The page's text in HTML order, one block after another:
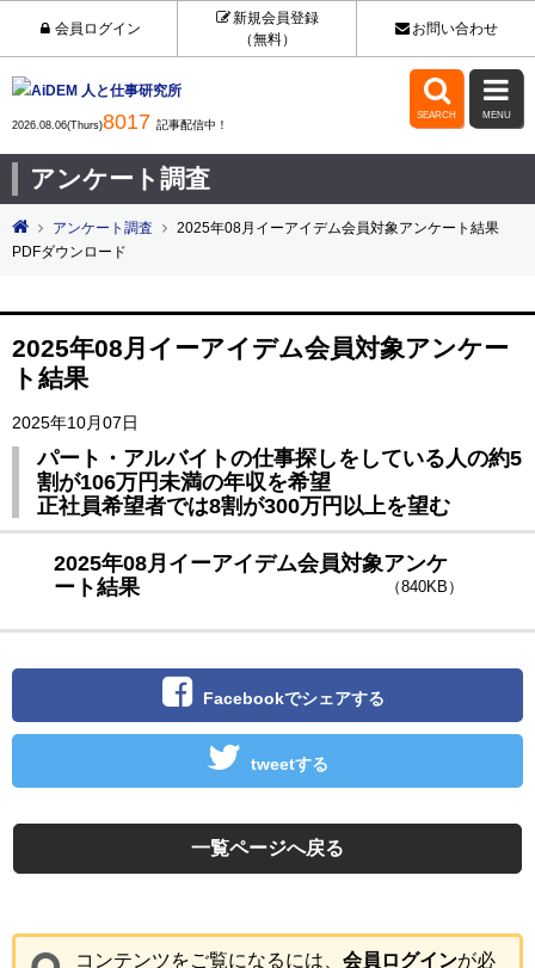
会員ログイン
新規会員登録
（無料）
お問い合わせ
2026.08.06(Thurs)8017 記事配信中！

SEARCH

MENU
アンケート調査
アンケート調査
2025年08月イーアイデム会員対象アンケート結果
PDFダウンロード
2025年08月イーアイデム会員対象アンケー
ト結果
2025年10月07日
パート・アルバイトの仕事探しをしている人の約5
割が106万円未満の年収を希望
正社員希望者では8割が300万円以上を望む
2025年08月イーアイデム会員対象アンケ
ート結果
（840KB）
Facebookでシェアする
tweetする
一覧ページへ戻る
コンテンツをご覧になるには、 会員ログインが必